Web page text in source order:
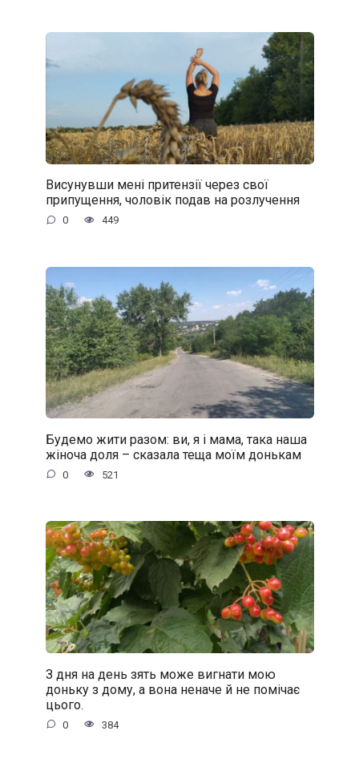
Висунувши мені притензії через свої
припущення, чоловік подав на розлучення
0 449
Будемо жити разом: ви, я і мама, така наша
жіноча доля – сказала теща моїм донькам
0 521
З дня на день зять може вигнати мою
доньку з дому, а вона неначе й не помічає
цього.
0 384